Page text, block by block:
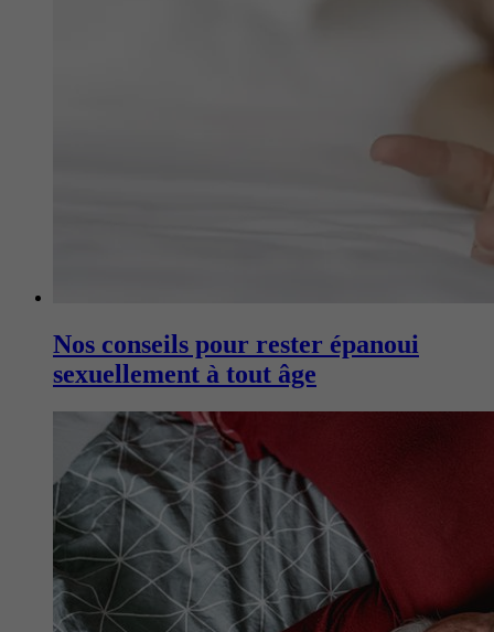
Nos conseils pour rester épanoui
sexuellement à tout âge